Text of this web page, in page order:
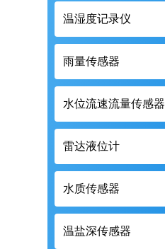
温湿度记录仪
雨量传感器
水位流速流量传感器
雷达液位计
水质传感器
温盐深传感器